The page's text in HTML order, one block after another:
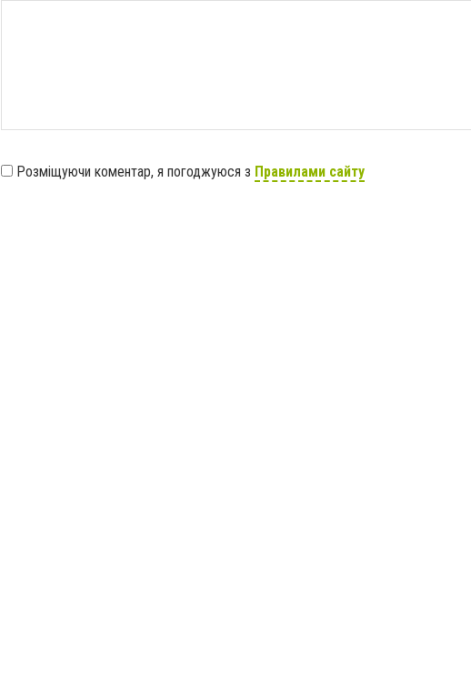
Розміщуючи коментар, я погоджуюся з Правилами сайту